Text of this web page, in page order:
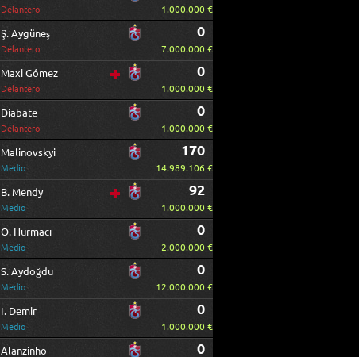
Delantero 1.000.000 €
Ş. Aygüneş
Delantero
0
7.000.000 €
Maxi Gómez
Delantero
0
1.000.000 €
Diabate
Delantero
0
1.000.000 €
Malinovskyi
Medio
170
14.989.106 €
B. Mendy
Medio
92
1.000.000 €
O. Hurmacı
Medio
0
2.000.000 €
S. Aydoğdu
Medio
0
12.000.000 €
I. Demir
Medio
0
1.000.000 €
Alanzinho 0